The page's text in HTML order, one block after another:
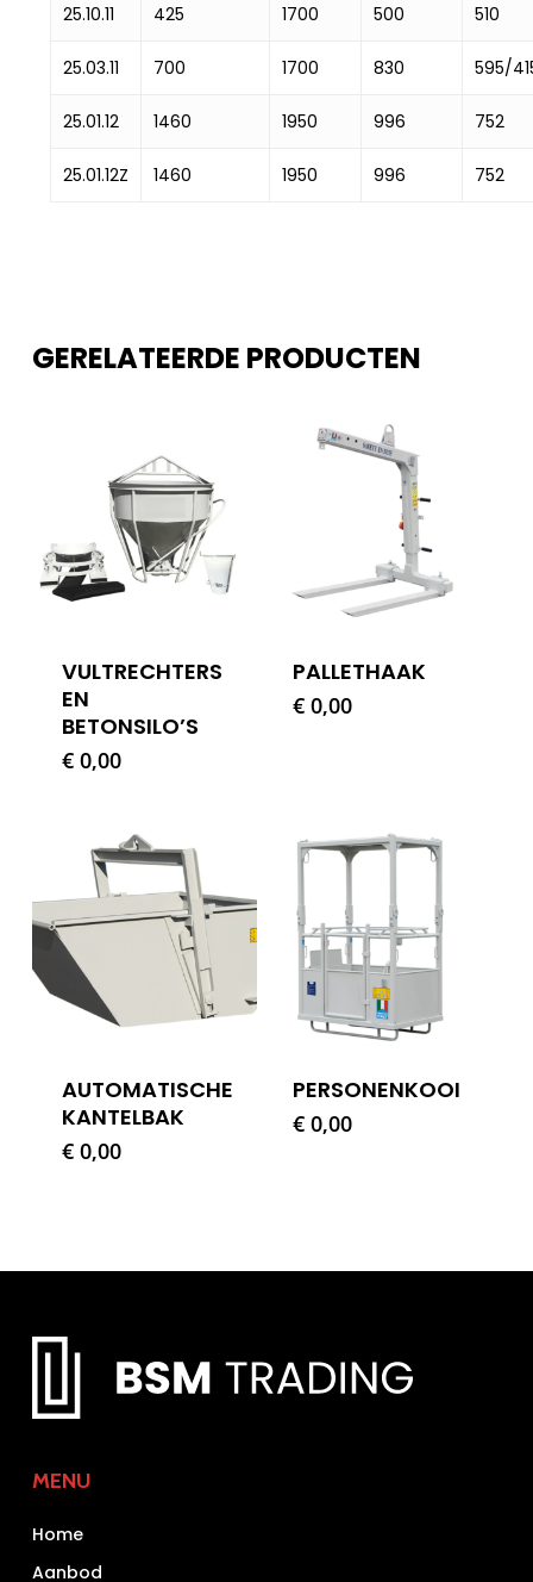
25.10.11 425 1700 500 510
25.03.11 700 1700 830 595/
25.01.12 1460 1950 996 752
25.01.12Z 1460 1950 996 752
GERELATEERDE PRODUCTEN
VULTRECHTERS
EN
BETONSILO’S
€0,00
PALLETHAAK
€ 0,00
AUTOMATISCHE
KANTELBAK
€0,00
PERSONENKOOI
€ 0,00
MENU
Home
Aanbod